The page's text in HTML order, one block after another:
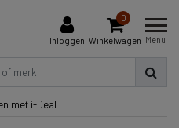
Inloggen
0
Winkelwagen Menu
met i-Deal